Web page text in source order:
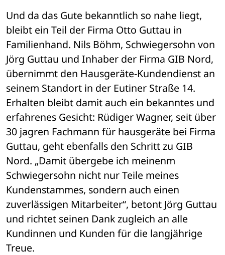
Und da das Gute bekanntlich so nahe liegt,
bleibt ein Teil der Firma Otto Guttau in
Familienhand. Nils Böhm, Schwiegersohn von
Jörg Guttau und Inhaber der Firma GIB Nord,
übernimmt den Hausgeräte-Kundendienst an
seinem Standort in der Eutiner Straße 14.
Erhalten bleibt damit auch ein bekanntes und
erfahrenes Gesicht: Rüdiger Wagner, seit über
30 jagren Fachmann für hausgeräte bei Firma
Guttau, geht ebenfalls den Schritt zu GIB
Nord. „Damit übergebe ich meinenm
Schwiegersohn nicht nur Teile meines
Kundenstammes, sondern auch einen
zuverlässigen Mitarbeiter“, betont Jörg Guttau
und richtet seinen Dank zugleich an alle
Kundinnen und Kunden für die langjährige
Treue.